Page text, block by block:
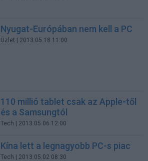
Nyugat-Európában nem kell a PC
Üzlet | 2013.05.18 11:00
110 millió tablet csak az Apple-től
és a Samsungtól
Tech | 2013.05.06 12:00
Kína lett a legnagyobb PC-s piac
Tech | 2013.05.02 08:30